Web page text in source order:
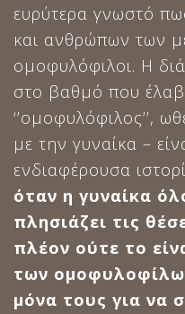
ευρύτερα γνωστό
και ανθρώπων των
ομοφυλόφιλοι. Η
στο βαθμό που
‘’ομοφυλόφιλος’’,
με την γυναίκα –
ενδιαφέρουσα
όταν η γυναίκα
πλησιάζει τις
πλέον ούτε το
των
μόνα τους για να